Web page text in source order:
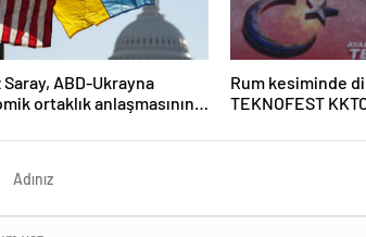
Saray, ABD-Ukrayna
ortaklık anlaşmasının
Rum kesiminde
TEKNOFEST